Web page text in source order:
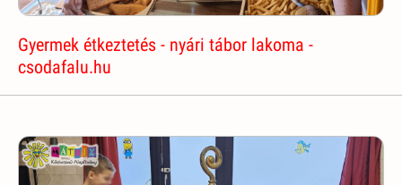
Gyermek étkeztetés - nyári tábor lakoma -
csodafalu.hu